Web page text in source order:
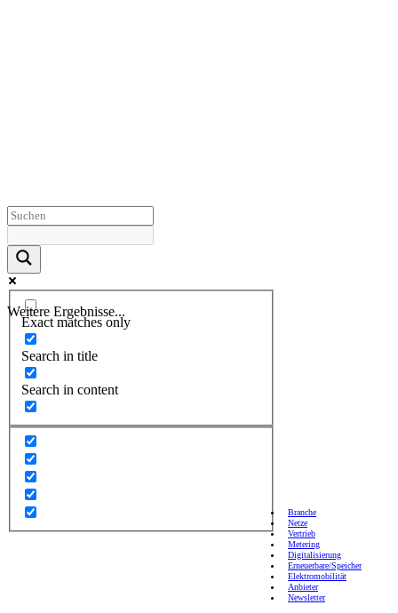
Weitere Ergebnisse...
Exact matches only
Search in title
Search in content
Branche
Netze
Vertrieb
Metering
Digitalisierung
Erneuerbare/Speicher
Elektromobilität
Anbieter
Newsletter